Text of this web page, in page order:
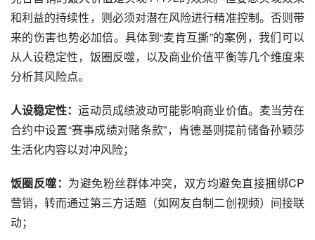
和利益的持续性，则必须对潜在风险进行精准控制。否则带
来的伤害也势必加倍。具体到“麦肯互撕”的案例，我们可以
从人设稳定性，饭圈反噬，以及商业价值平衡等几个维度来
分析其风险点。
人设稳定性：运动员成绩波动可能影响商业价值。麦当劳在
合约中设置“赛事成绩对赌条款”，肯德基则提前储备孙颖莎
生活化内容以对冲风险；
饭圈反噬： 为避免粉丝群体冲突，双方均避免直接捆绑CP
营销，转而通过第三方话题（如网友自制二创视频）间接联
动；